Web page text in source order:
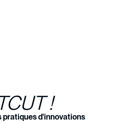
!
pratiques d'innovations